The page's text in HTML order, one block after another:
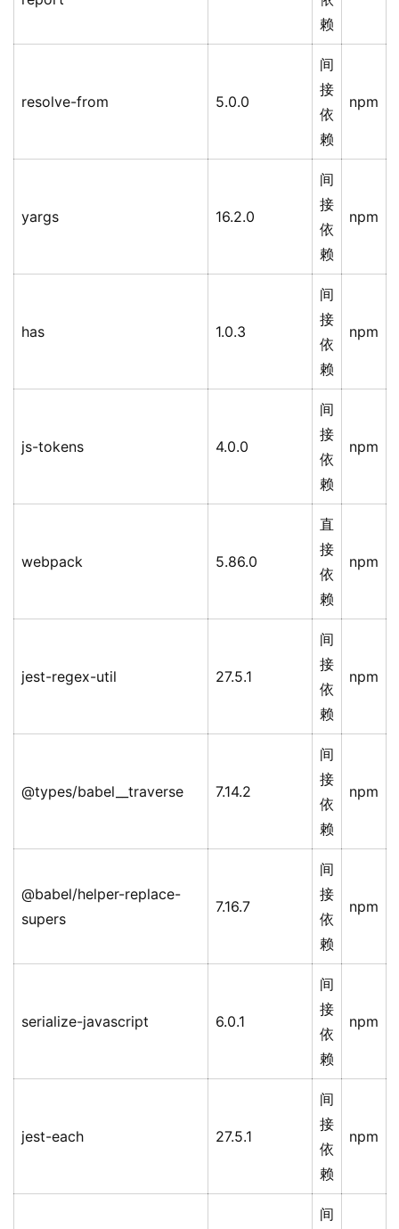
赖
resolve-from 5.0.0
间
接
依
赖
npm
yargs 16.2.0
间
接
依
赖
npm
has 1.0.3
间
接
依
赖
npm
js-tokens 4.0.0
间
接
依
赖
npm
webpack 5.86.0
直
接
依
赖
npm
jest-regex-util 27.5.1
间
接
依
赖
npm
@types/babel__traverse 7.14.2
间
接
依
赖
npm
@babel/helper-replace-
supers
7.16.7
间
接
依
赖
npm
serialize-javascript 6.0.1
间
接
依
赖
npm
jest-each 27.5.1
间
接
依
赖
npm
间